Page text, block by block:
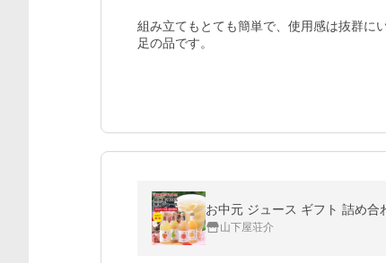
組み立てもとても簡単で、使用感は抜群に
足の品です。
山下屋荘介